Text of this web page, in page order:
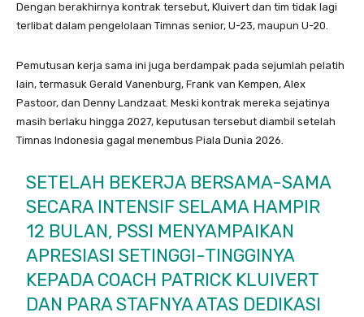
Dengan berakhirnya kontrak tersebut, Kluivert dan tim tidak lagi
terlibat dalam pengelolaan Timnas senior, U-23, maupun U-20.
Pemutusan kerja sama ini juga berdampak pada sejumlah pelatih
lain, termasuk Gerald Vanenburg, Frank van Kempen, Alex
Pastoor, dan Denny Landzaat. Meski kontrak mereka sejatinya
masih berlaku hingga 2027, keputusan tersebut diambil setelah
Timnas Indonesia gagal menembus Piala Dunia 2026.
SETELAH BEKERJA BERSAMA-SAMA
SECARA INTENSIF SELAMA HAMPIR
12 BULAN, PSSI MENYAMPAIKAN
APRESIASI SETINGGI-TINGGINYA
KEPADA COACH PATRICK KLUIVERT
DAN PARA STAFNYA ATAS DEDIKASI